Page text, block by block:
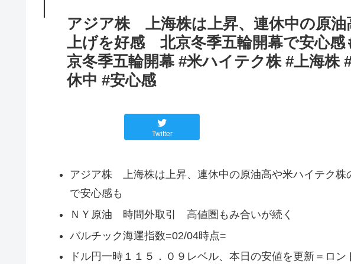
アジア株 上海株は上昇、連休中の原油
上げを好感 北京冬季五輪開幕で安心感
京冬季五輪開幕 #米ハイテク株 #上海株
休中 #安心感
Twitter
アジア株 上海株は上昇、連休中の原油高や米ハイテク
で安心感も
ＮＹ原油 時間外取引 高値圏もみ合いが続く
バルチック海運指数=02/04時点=
ドル円一時１１５．０９レベル、本日の安値を更新＝ロン